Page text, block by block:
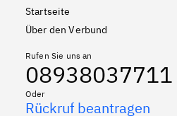
Startseite
Über den Verbund
Rufen Sie uns an
08938037711
Oder
Rückruf beantragen